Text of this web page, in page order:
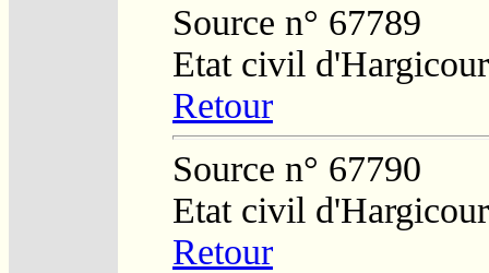
Source n° 67789
Etat civil
Retour
Source n° 67790
Etat civil
Retour